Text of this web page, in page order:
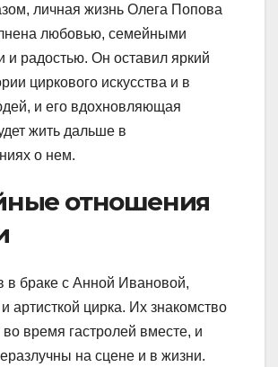
личная жизнь Олега Попова
любовью, семейными
и радостью. Он оставил яркий
циркового искусства и в
и его вдохновляющая
жить дальше в
о нем.
отношения
в браке с Анной Ивановой,
артисткой цирка. Их знакомство
время гастролей вместе, и
на сцене и в жизни.